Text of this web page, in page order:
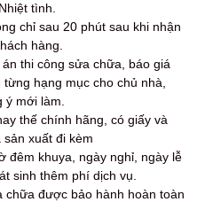
tình.
chỉ sau 20 phút sau khi nhận
hàng.
thi công sửa chữa, báo giá
hạng mục cho chủ nhà,
mới làm.
thế chính hãng, có giấy và
xuất đi kèm
đêm khuya, ngày nghỉ, ngày lễ
sinh thêm phí dịch vụ.
chữa được bảo hành hoàn toàn